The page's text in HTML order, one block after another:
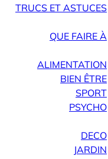
TRUCS ET ASTUCES
QUE FAIRE À
ALIMENTATION
BIEN ÊTRE
SPORT
PSYCHO
DECO
JARDIN